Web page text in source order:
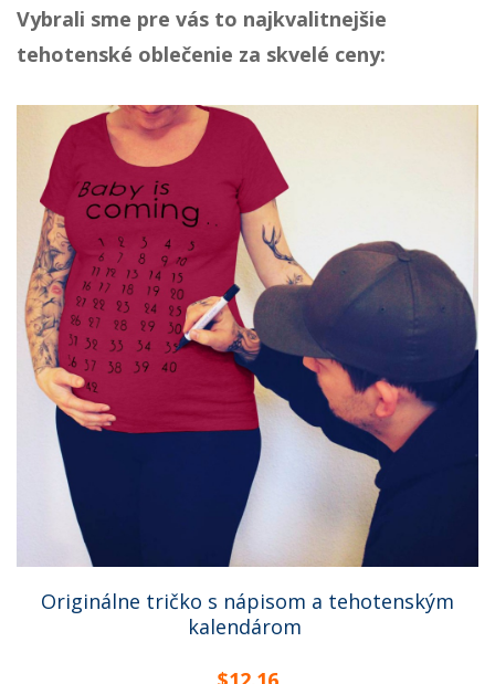
Vybrali sme pre vás to najkvalitnejšie
tehotenské oblečenie za skvelé ceny:
Originálne tričko s nápisom a tehotenským